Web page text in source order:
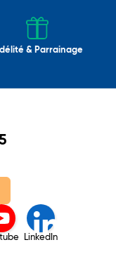
& Parrainage
LinkedIn